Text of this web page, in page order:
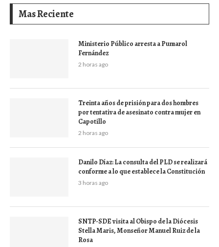
Mas Reciente
Ministerio Público arresta a Pumarol
Fernández
2 horas ago
Treinta años de prisión para dos hombres
por tentativa de asesinato contra mujer en
Capotillo
2 horas ago
Danilo Díaz: La consulta del PLD se realizará
conforme a lo que establece la Constitución
3 horas ago
SNTP-SDE visita al Obispo de la Diócesis
Stella Maris, Monseñor Manuel Ruiz de la
Rosa